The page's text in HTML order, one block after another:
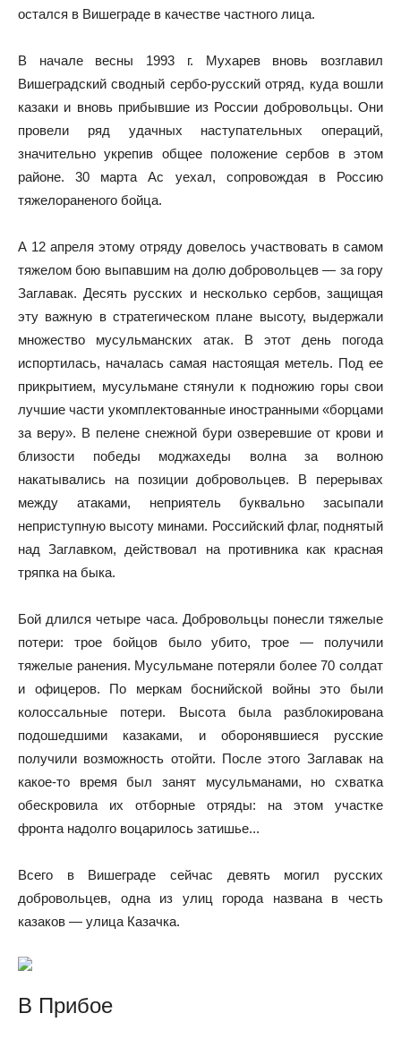
остался в Вишеграде в качестве частного лица.
В начале весны 1993 г. Мухарев вновь возглавил
Вишеградский сводный сербо-русский отряд, куда вошли
казаки и вновь прибывшие из России добровольцы. Они
провели ряд удачных наступательных операций,
значительно укрепив общее положение сербов в этом
районе. 30 марта Ас уехал, сопровождая в Россию
тяжелораненого бойца.
А 12 апреля этому отряду довелось участвовать в самом
тяжелом бою выпавшим на долю добровольцев — за гору
Заглавак. Десять русских и несколько сербов, защищая
эту важную в стратегическом плане высоту, выдержали
множество мусульманских атак. В этот день погода
испортилась, началась самая настоящая метель. Под ее
прикрытием, мусульмане стянули к подножию горы свои
лучшие части укомплектованные иностранными «борцами
за веру». В пелене снежной бури озверевшие от крови и
близости победы моджахеды волна за волною
накатывались на позиции добровольцев. В перерывах
между атаками, неприятель буквально засыпали
неприступную высоту минами. Российский флаг, поднятый
над Заглавком, действовал на противника как красная
тряпка на быка.
Бой длился четыре часа. Добровольцы понесли тяжелые
потери: трое бойцов было убито, трое — получили
тяжелые ранения. Мусульмане потеряли более 70 солдат
и офицеров. По меркам боснийской войны это были
колоссальные потери. Высота была разблокирована
подошедшими казаками, и оборонявшиеся русские
получили возможность отойти. После этого Заглавак на
какое-то время был занят мусульманами, но схватка
обескровила их отборные отряды: на этом участке
фронта надолго воцарилось затишье...
Всего в Вишеграде сейчас девять могил русских
добровольцев, одна из улиц города названа в честь
казаков — улица Казачка.
В Прибое